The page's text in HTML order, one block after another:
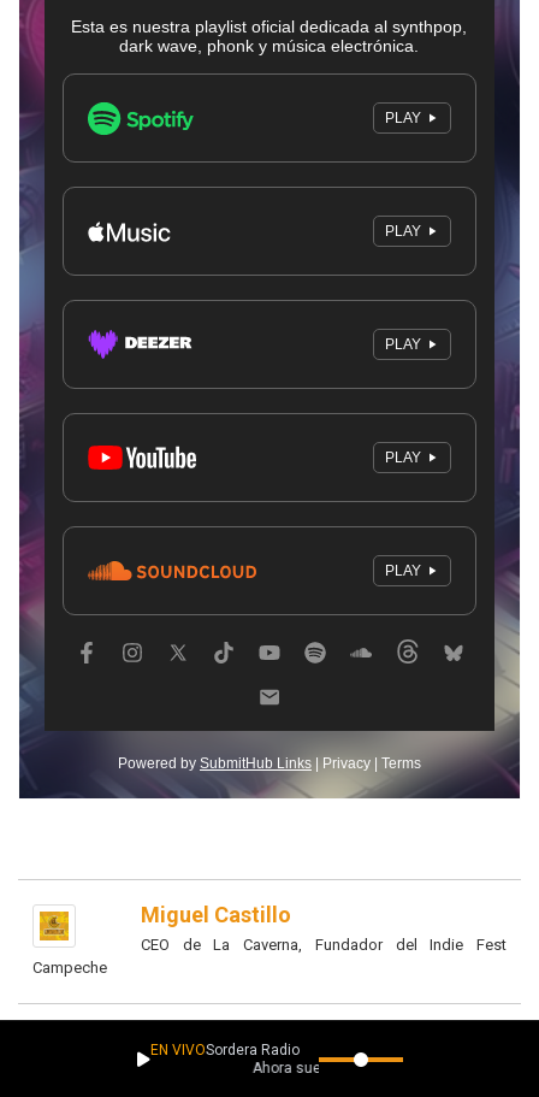
Miguel Castillo
CEO de La Caverna, Fundador del Indie Fest
Campeche
EN VIVOSordera Radio
Ahora suena